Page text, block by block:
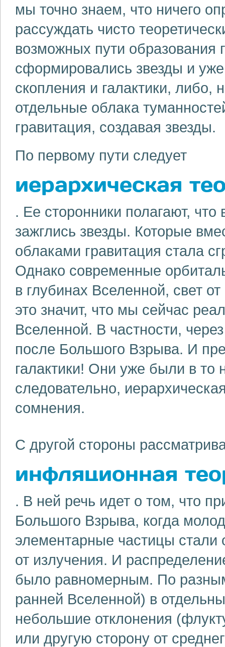
мы точно знаем, что ничего
рассуждать чисто
возможных пути образования
сформировались звезды и
скопления и галактики, либо,
отдельные облака
гравитация, создавая звезды.
По первому пути следует
иерархическая
. Ее сторонники полагают,
зажглись звезды. Которые
облаками гравитация стала
Однако современные
в глубинах Вселенной, свет
это значит, что мы сейчас
Вселенной. В частности,
после Большого Взрыва. И
галактики! Они уже были в
следовательно,
сомнения.
С другой стороны
инфляционная
. В ней речь идет о том, что
Большого Взрыва, когда
элементарные частицы стали
от излучения. И
было равномерным. По
ранней Вселенной) в
небольшие отклонения
или другую сторону от